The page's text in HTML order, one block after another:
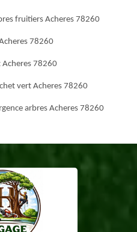
fruitiers Acheres 78260
78260
Acheres 78260
vert Acheres 78260
arbres Acheres 78260